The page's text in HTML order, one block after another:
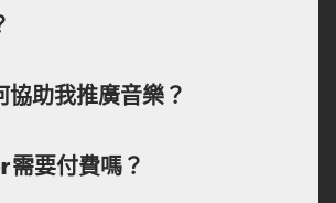
助我推廣音樂？
需要付費嗎？